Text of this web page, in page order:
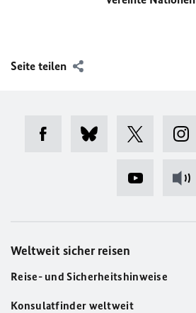
Seite teilen
Weltweit sicher reisen
Reise- und Sicherheitshinweise
Konsulatfinder weltweit